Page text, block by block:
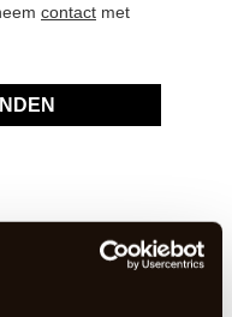
contact met